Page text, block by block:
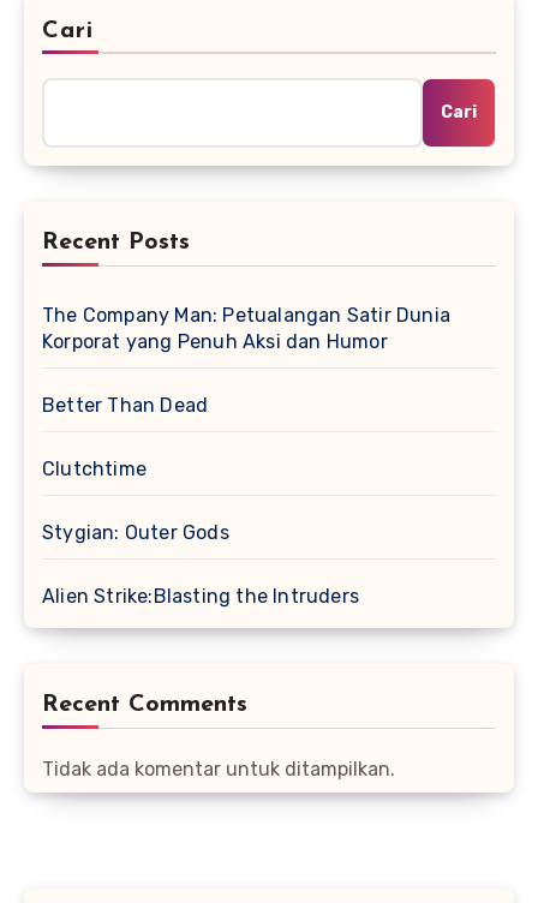
Cari
Cari
Recent Posts
The Company Man: Petualangan Satir Dunia
Korporat yang Penuh Aksi dan Humor
Better Than Dead
Clutchtime
Stygian: Outer Gods
Alien Strike:Blasting the Intruders
Recent Comments
Tidak ada komentar untuk ditampilkan.